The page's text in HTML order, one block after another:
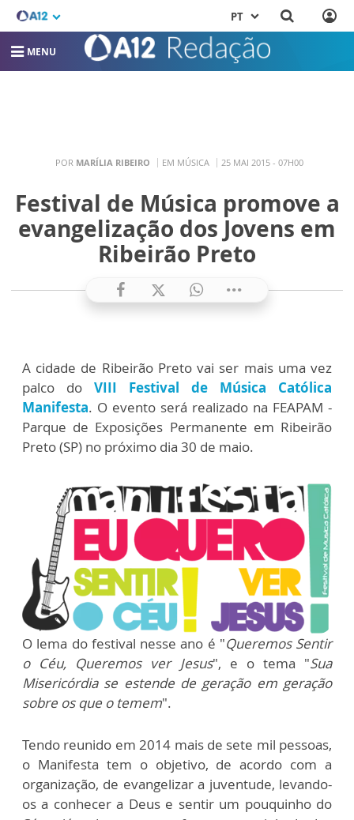
PT
MENU
POR MARÍLIA RIBEIRO EM MÚSICA 25 MAI 2015 - 07H00
Festival de Música promove a
evangelização dos Jovens em
Ribeirão Preto
A cidade de Ribeirão Preto vai ser mais uma vez
palco do VIII Festival de Música Católica
Manifesta. O evento será realizado na FEAPAM -
Parque de Exposições Permanente em Ribeirão
Preto (SP) no próximo dia 30 de maio.
O lema do festival nesse ano é "Queremos Sentir
o Céu, Queremos ver Jesus", e o tema "Sua
Misericórdia se estende de geração em geração
sobre os que o temem".
Tendo reunido em 2014 mais de sete mil pessoas,
o Manifesta tem o objetivo, de acordo com a
organização, de evangelizar a juventude, levando-
os a conhecer a Deus e sentir um pouquinho do